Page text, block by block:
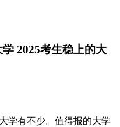
2025考生稳上的大
学有不少。值得报的大学